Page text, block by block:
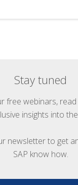
Stay tuned
free webinars,
insights into
newsletter to get
SAP know how.